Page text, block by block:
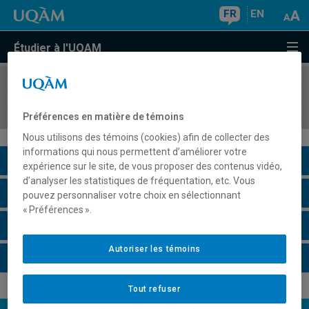
FR EN
Étudier à l'UQAM
COURS//
Description du cours
Horaire - Été 2026
Préférences en matière de témoins
Nous utilisons des témoins (cookies) afin de collecter des
informations qui nous permettent d’améliorer votre
expérience sur le site, de vous proposer des contenus vidéo,
d’analyser les statistiques de fréquentation, etc. Vous
pouvez personnaliser votre choix en sélectionnant
« Préférences ».
Tout refuser
Autoriser les témoins